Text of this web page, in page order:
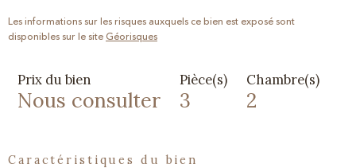
Les informations sur les risques auxquels ce bien est exposé sont
disponibles sur le siteGéorisques
Prix du bien
Nous consulter
Pièce(s)
3
Chambre(s)
2
caractéristiques du bien